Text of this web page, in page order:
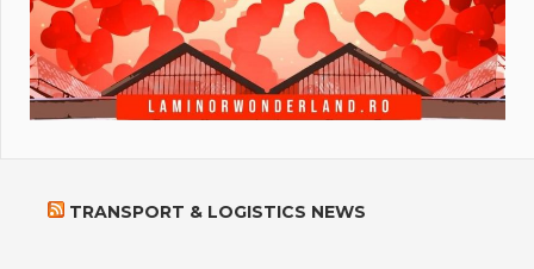
TRANSPORT & LOGISTICS NEWS